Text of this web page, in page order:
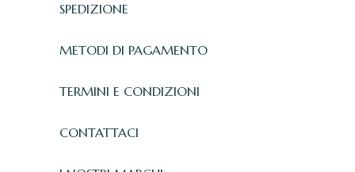
SPEDIZIONE
METODI DI PAGAMENTO
TERMINI E CONDIZIONI
CONTATTACI